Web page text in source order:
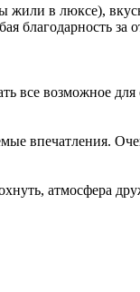
в люксе),
за
все возможное
впечатления.
атмосфера